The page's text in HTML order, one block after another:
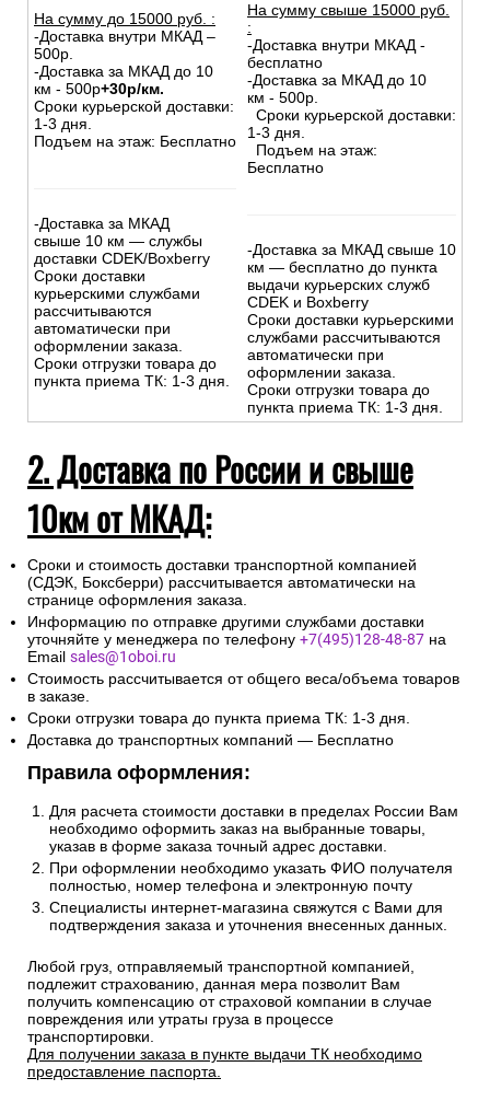
На сумму до 15000 руб. :
-Доставка внутри МКАД –
500р.
-Доставка за МКАД до 10
км - 500р+30р/км.
Сроки курьерской доставки:
1-3 дня.
Подъем на этаж: Бесплатно
-Доставка за МКАД
свыше 10 км — службы
доставки CDEK/Boxberry
Сроки доставки
курьерскими службами
рассчитываются
автоматически при
оформлении заказа.
Сроки отгрузки товара до
пункта приема ТК: 1-3 дня.
На сумму свыше 15000 руб.
:
-Доставка внутри МКАД -
бесплатно
-Доставка за МКАД до 10
км - 500р.
Сроки курьерской доставки:
1-3 дня.
Подъем на этаж:
Бесплатно
-Доставка за МКАД свыше 10
км — бесплатно до пункта
выдачи курьерских служб
CDEK и Boxberry
Сроки доставки курьерскими
службами рассчитываются
автоматически при
оформлении заказа.
Сроки отгрузки товара до
пункта приема ТК: 1-3 дня.
2. Доставка по России и свыше
10км от МКАД:
Сроки и стоимость доставки транспортной компанией
(СДЭК, Боксберри) рассчитывается автоматически на
странице оформления заказа.
Информацию по отправке другими службами доставки
уточняйте у менеджера по телефону +7(495)128-48-87 на
Email sales@1oboi.ru
Стоимость рассчитывается от общего веса/объема товаров
в заказе.
Сроки отгрузки товара до пункта приема ТК: 1-3 дня.
Доставка до транспортных компаний — Бесплатно
Правила оформления:
Для расчета стоимости доставки в пределах России Вам
необходимо оформить заказ на выбранные товары,
указав в форме заказа точный адрес доставки.
При оформлении необходимо указать ФИО получателя
полностью, номер телефона и электронную почту
Специалисты интернет-магазина свяжутся с Вами для
подтверждения заказа и уточнения внесенных данных.
Любой груз, отправляемый транспортной компанией,
подлежит страхованию, данная мера позволит Вам
получить компенсацию от страховой компании в случае
повреждения или утраты груза в процессе
транспортировки.
Для получении заказа в пункте выдачи ТК необходимо
предоставление паспорта.